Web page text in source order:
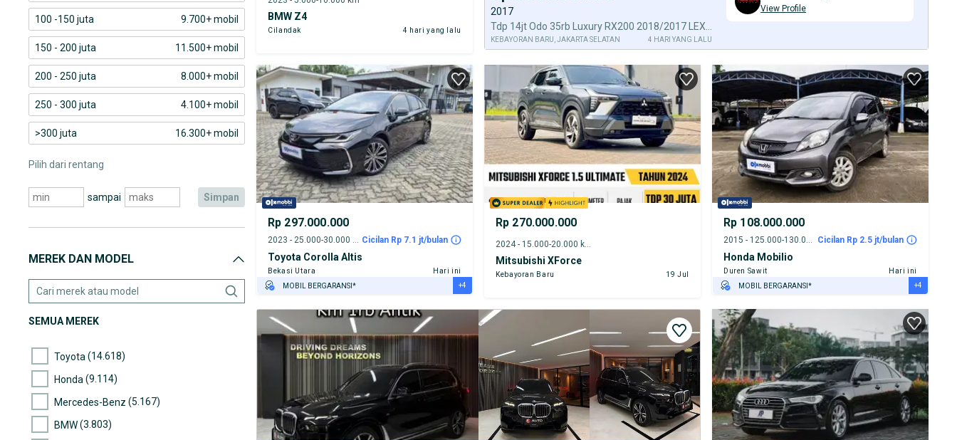
100 -150 juta 9.700+ mobil
150 - 200 juta 11.500+ mobil
200 - 250 juta 8.000+ mobil
250 - 300 juta 4.100+ mobil
>300 juta 16.300+ mobil
Pilih dari rentang
sampai simpan
MEREK DAN MODEL
SEMUA MEREK
Toyota (14.618)
Honda (9.114)
Mercedes-Benz (5.167)
BMW(3.803)
BMW Z4
Cilandak 4 hari yang lalu
2017
KEBAYORAN BARU, JAKARTA SELATAN 4 HARI YANG LALU
View Profile
Rp 297.000.000
2023 - 25.000-30.000 km Cicilan Rp 7.1 jt/bulan
Toyota Corolla Altis
Bekasi Utara
Hari ini
MOBIL BERGARANSI*
TEST DRIVE DARI RUMAH
GRATIS BIAYA JASA PERAWATAN*
PENJUAL TERVERIFIKASI
+4
Rp 270.000.000
2024 - 15.000-20.000 km
Mitsubishi XForce
Kebayoran Baru 19 Jul
Rp 108.000.000
2015 - 125.000-130.000 km Cicilan Rp 2.5 jt/bulan
Honda Mobilio
Duren Sawit
Hari ini
MOBIL BERGARANSI*
TEST DRIVE DARI RUMAH
GRATIS BIAYA JASA PERAWATAN*
PENJUAL TERVERIFIKASI
+4